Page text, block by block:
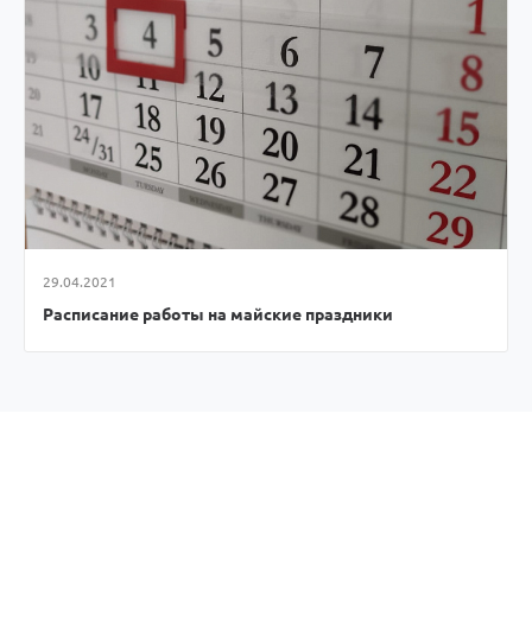
29.04.2021
Расписание работы на майские праздники